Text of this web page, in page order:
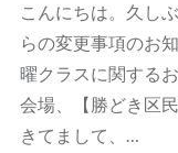
こんにちは。久し
らの変更事項のお
曜クラスに関する
会場、【勝どき区
きてまして、…